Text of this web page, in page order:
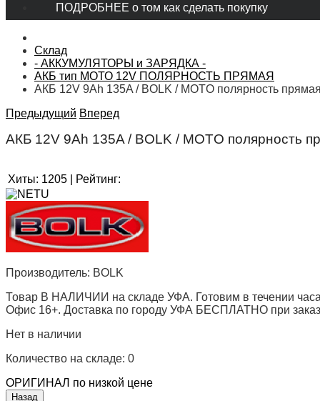
ПОДРОБНЕЕ о том как сделать покупку
Склад
- АККУМУЛЯТОРЫ и ЗАРЯДКА -
АКБ тип МОТО 12V ПОЛЯРНОСТЬ ПРЯМАЯ
АКБ 12V 9Ah 135A / BOLK / MOTO полярность
Предыдущий Вперед
АКБ 12V 9Ah 135A / BOLK / MOTO полярность
Хиты: 1205 Рейтинг:
Производитель: BOLK
Товар В НАЛИЧИИ на складе УФА. Готовим в течении
Офис 16+. Доставка по городу УФА БЕСПЛАТНО при
Нет в наличии
Количество на складе: 0
ОРИГИНАЛ по низкой цене